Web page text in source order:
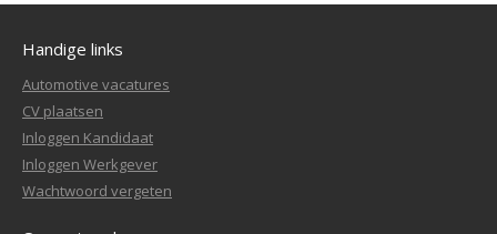
Handige links
Automotive vacatures
CV plaatsen
Inloggen Kandidaat
Inloggen Werkgever
Wachtwoord vergeten